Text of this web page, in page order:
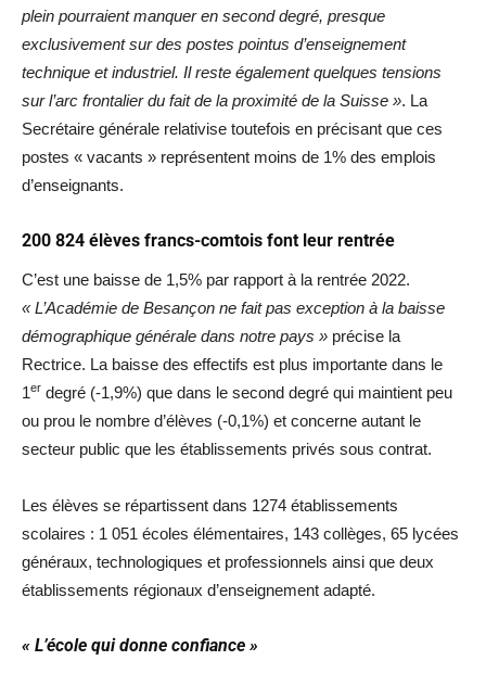
plein pourraient manquer en second degré, presque
exclusivement sur des postes pointus d’enseignement
technique et industriel. Il reste également quelques tensions
sur l’arc frontalier du fait de la proximité de la Suisse ». La
Secrétaire générale relativise toutefois en précisant que ces
postes « vacants » représentent moins de 1% des emplois
d’enseignants.
200 824 élèves francs-comtois font leur rentrée
C’est une baisse de 1,5% par rapport à la rentrée 2022.
« L’Académie de Besançon ne fait pas exception à la baisse
démographique générale dans notre pays » précise la
Rectrice. La baisse des effectifs est plus importante dans le
1er degré (-1,9%) que dans le second degré qui maintient peu
ou prou le nombre d’élèves (-0,1%) et concerne autant le
secteur public que les établissements privés sous contrat.
Les élèves se répartissent dans 1274 établissements
scolaires : 1 051 écoles élémentaires, 143 collèges, 65 lycées
généraux, technologiques et professionnels ainsi que deux
établissements régionaux d’enseignement adapté.
« L’école qui donne confiance »